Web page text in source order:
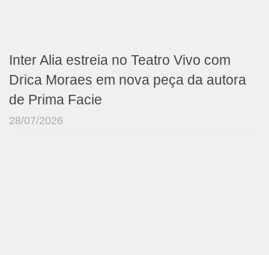
Inter Alia estreia no Teatro Vivo com
Drica Moraes em nova peça da autora
de Prima Facie
28/07/2026